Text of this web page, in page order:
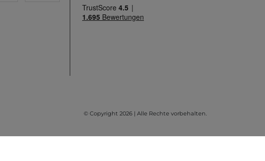
© Copyright 2026 | Alle Rechte vorbehalten.